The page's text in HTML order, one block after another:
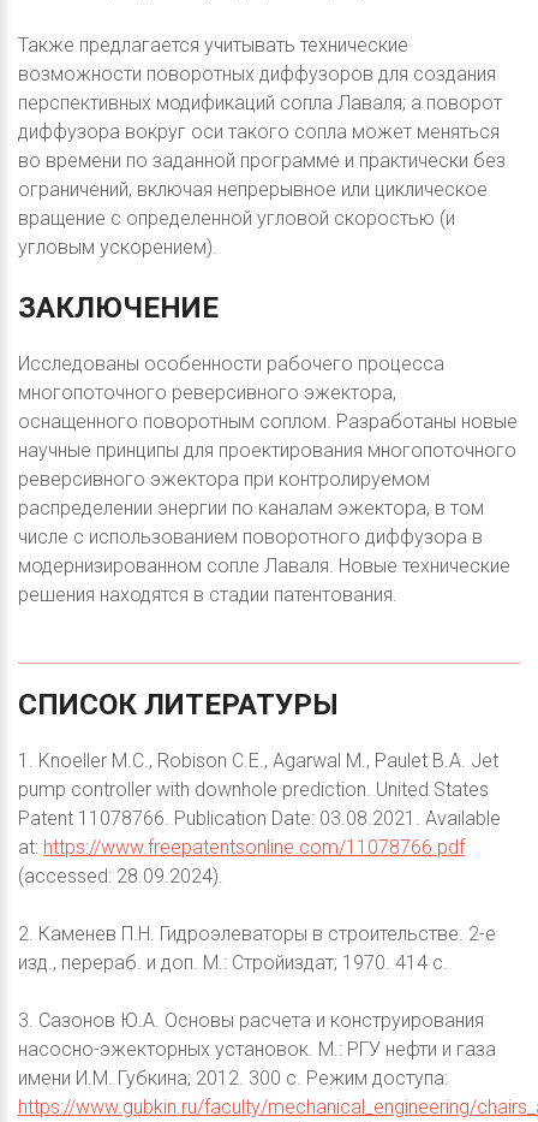
Также предлагается учитывать технические
возможности поворотных диффузоров для создания
перспективных модификаций сопла Лаваля; а поворот
диффузора вокруг оси такого сопла может меняться
во времени по заданной программе и практически без
ограничений, включая непрерывное или циклическое
вращение с определенной угловой скоростью (и
угловым ускорением).
ЗАКЛЮЧЕНИЕ
Исследованы особенности рабочего процесса
многопоточного реверсивного эжектора,
оснащенного поворотным соплом. Разработаны новые
научные принципы для проектирования многопоточного
реверсивного эжектора при контролируемом
распределении энергии по каналам эжектора, в том
числе с использованием поворотного диффузора в
модернизированном сопле Лаваля. Новые технические
решения находятся в стадии патентования.
СПИСОК ЛИТЕРАТУРЫ
1. Knoeller M.C., Robison C.E., Agarwal M., Paulet B.A. Jet
pump controller with downhole prediction. United States
Patent 11078766. Publication Date: 03.08.2021. Available
at: https://www.freepatentsonline.com/11078766.pdf
(accessed: 28.09.2024).
2. Каменев П.Н. Гидроэлеваторы в строительстве. 2-е
изд., перераб. и доп. М.: Стройиздат; 1970. 414 с.
3. Сазонов Ю.А. Основы расчета и конструирования
насосно-эжекторных установок. М.: РГУ нефти и газа
имени И.М. Губкина; 2012. 300 с. Режим доступа:
https://www.gubkin.ru/faculty/mechanical_engineering/